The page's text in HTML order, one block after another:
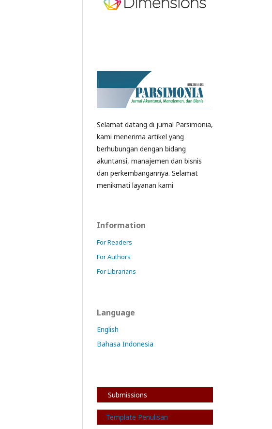
Selamat datang di jurnal Parsimonia,
kami menerima artikel yang
berhubungan dengan bidang
akuntansi, manajemen dan bisnis
dan perkembangannya. Selamat
menikmati layanan kami
Information
For Readers
For Authors
For Librarians
Language
English
Bahasa Indonesia
Submissions
Template Penulisan